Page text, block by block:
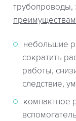
трубопроводы,
преимуществам
небольшие
сократить
работы,
следствие,
компактное